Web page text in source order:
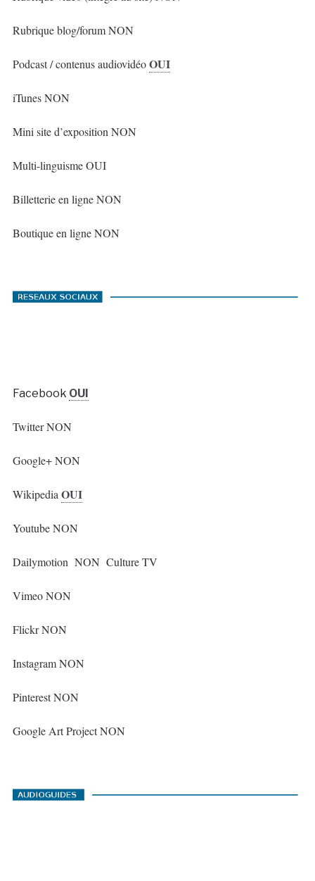
Rubrique blog/forum NON
Podcast / contenus audiovidéoOUI
iTunes NON
Mini site d’exposition NON
Multi-linguisme OUI
Billetterie en ligne NON
Boutique en ligne NON
Facebook OUI
Twitter NON
Google+ NON
Wikipedia OUI
Youtube NON
Dailymotion NON Culture TV
Vimeo NON
Flickr NON
Instagram NON
Pinterest NON
Google Art Project NON